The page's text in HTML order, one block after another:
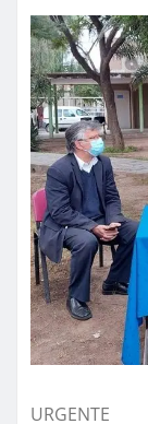
URGENTE